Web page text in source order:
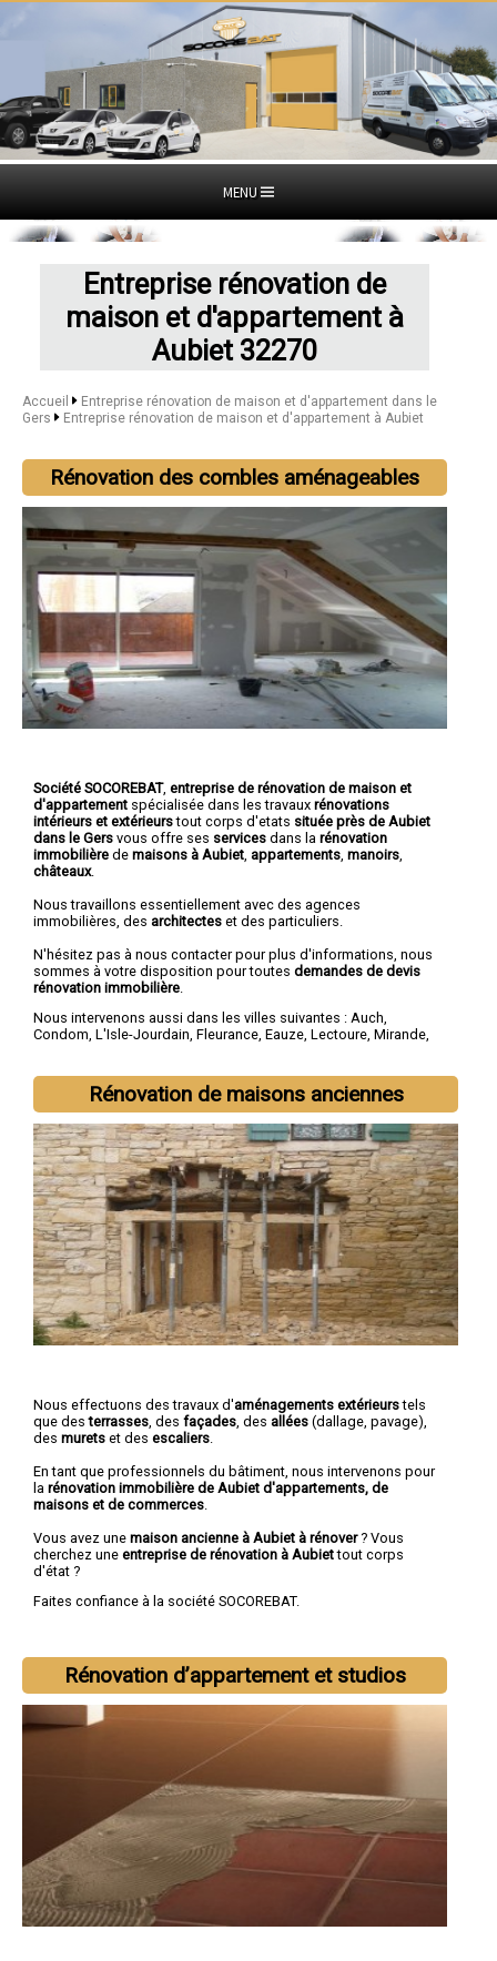
MENU
Entreprise rénovation de
maison et d'appartement à
Aubiet 32270
Accueil
Entreprise rénovation de maison et d'appartement dans le
Gers
Entreprise rénovation de maison et d'appartement à Aubiet
Rénovation des combles aménageables
Société SOCOREBAT, entreprise de rénovation de maison et
d'appartement spécialisée dans les travaux rénovations
intérieurs et extérieurstout corps d'etats située près de Aubiet
dans le Gers vous offre ses services dans la rénovation
immobilière de maisons à Aubiet appartements manoirs
châteaux.
Nous travaillons essentiellement avec des agences
immobilières, des architectes et des particuliers.
N'hésitez pas à nous contacter pour plus d'informations, nous
sommes à votre disposition pour toutes demandes de devis
rénovation immobilière
Nous intervenons aussi dans les villes suivantes : Auch,
Condom, L'Isle-Jourdain, Fleurance, Eauze, Lectoure, Mirande,
Rénovation de maisons anciennes
Nous effectuons des travaux d'aménagements extérieurstels
que desterrasses , des façades , des allées (dallage, pavage),
des murets et des escaliers
En tant que professionnels du bâtiment, nous intervenons pour
la rénovation immobilière de Aubiet d'appartements, de
maisons et de commerces
Vous avez une maison ancienne à Aubiet à rénover? Vous
cherchez une entreprise de rénovation à Aubiettout corps
d'état ?
Faites confiance à la société SOCOREBAT.
Rénovation d’appartement et studios